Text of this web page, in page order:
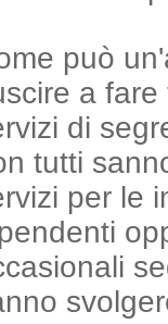
può
a
di
tutti
per le